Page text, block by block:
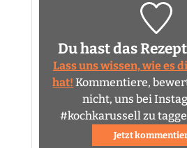
Du hast das
Lass uns wissen, wie es
hat! Kommentiere,
nicht, uns bei
#kochkarussell zu
Jetzt